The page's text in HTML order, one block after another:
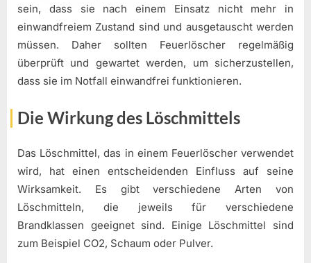
sein, dass sie nach einem Einsatz nicht mehr in
einwandfreiem Zustand sind und ausgetauscht werden
müssen. Daher sollten Feuerlöscher regelmäßig
überprüft und gewartet werden, um sicherzustellen,
dass sie im Notfall einwandfrei funktionieren.
Die Wirkung des Löschmittels
Das Löschmittel, das in einem Feuerlöscher verwendet
wird, hat einen entscheidenden Einfluss auf seine
Wirksamkeit. Es gibt verschiedene Arten von
Löschmitteln, die jeweils für verschiedene
Brandklassen geeignet sind. Einige Löschmittel sind
zum Beispiel CO2, Schaum oder Pulver.